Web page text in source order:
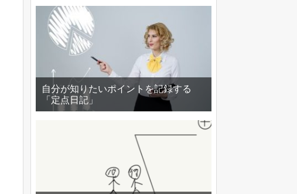
自分が知りたいポイントを記録する
「定点日記」